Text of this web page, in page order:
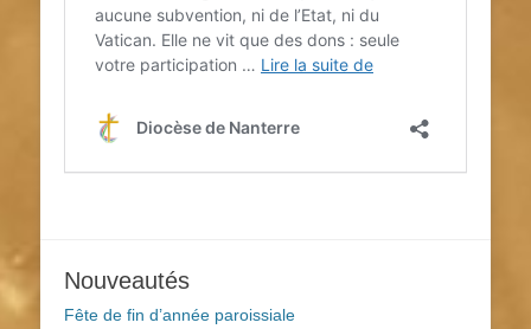
Nouveautés
Fête de fin d’année paroissiale